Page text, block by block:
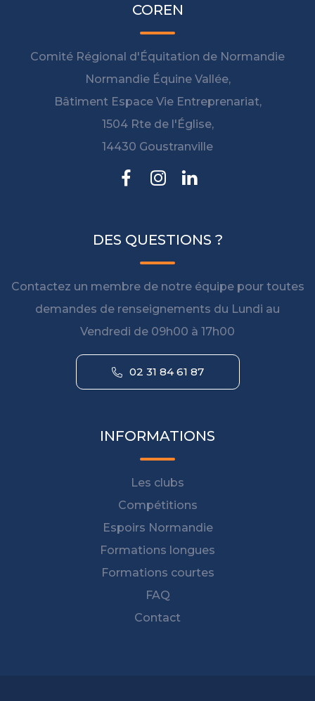
COREN
Comité Régional d'Équitation de Normandie
Normandie Équine Vallée,
Bâtiment Espace Vie Entreprenariat,
1504 Rte de l'Église,
14430 Goustranville
DES QUESTIONS ?
Contactez un membre de notre équipe pour toutes
demandes de renseignements du Lundi au
Vendredi de 09h00 à 17h00
02 31 84 61 87
INFORMATIONS
Les clubs
Compétitions
Espoirs Normandie
Formations longues
Formations courtes
FAQ
Contact